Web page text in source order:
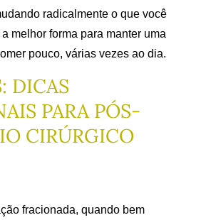
radicalmente o que você
melhor forma para manter uma
pouco, várias vezes ao dia.
DICAS
PARA PÓS-
CIRÚRGICO
fracionada, quando bem